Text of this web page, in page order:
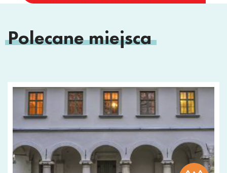
Polecane miejsca